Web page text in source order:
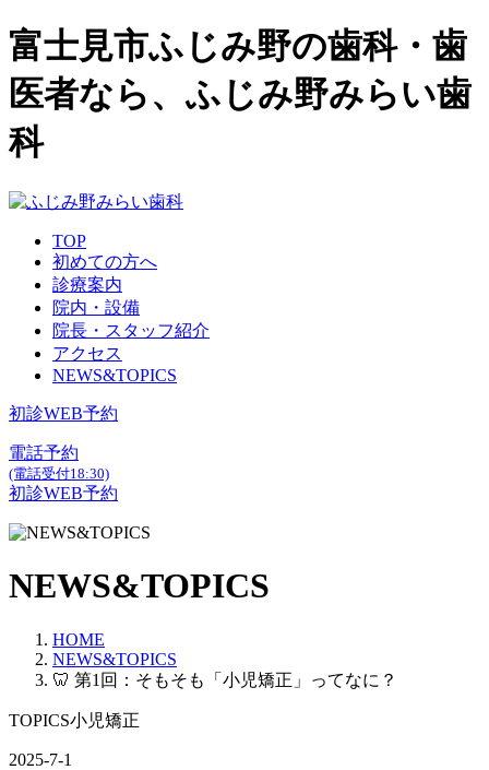
富士見市ふじみ野の歯科・歯
医者なら、ふじみ野みらい歯
科
TOP
初めての方へ
診療案内
院内・設備
院長・スタッフ紹介
アクセス
NEWS&TOPICS
初診WEB予約
電話予約
(電話受付18:30)
初診WEB予約
NEWS&TOPICS
HOME
NEWS&TOPICS
🦷 第1回：そもそも「小児矯正」ってなに？
TOPICS小児矯正
2025-7-1